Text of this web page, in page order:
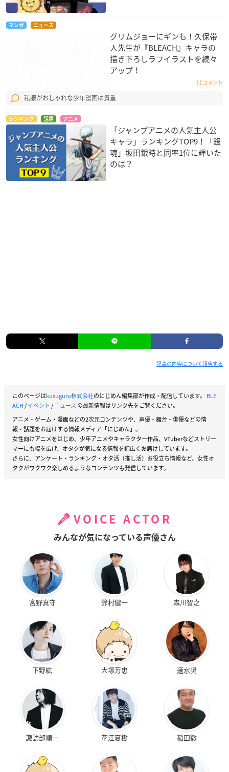
マンガ ニュース
グリムジョーにギンも！久保帯
人先生が『BLEACH』キャラの
描き下ろしラフイラストを続々
アップ！
11コメント
私服がおしゃれな少年漫画は貴重
ランキング 話題 アニメ
「ジャンプアニメの人気主人公
キャラ」ランキングTOP9！「銀
魂」坂田銀時と同率1位に輝いた
のは？
記事の内容について報告する
このページはkusuguru株式会社のにじめん編集部が作成・配信しています。 BLE
ACH/イベント /ニュース の最新情報はリンク先をご覧ください。
アニメ・ゲーム・漫画などの2次元コンテンツや、声優・舞台・俳優などの情
報・話題をお届けする情報メディア「にじめん」。
女性向けアニメをはじめ、少年アニメやキャラクター作品、VTuberなどストリー
マーにも幅を広げ、オタクが気になる情報を幅広くお届けしています。
さらに、アンケート・ランキング・オタ活（推し活）お役立ち情報など、女性オ
タクがワクワク楽しめるようなコンテンツも発信しています。
VOICE ACTOR
みんなが気になっている声優さん
宮野真守 鈴村健一 森川智之
下野紘 大塚芳忠 速水奨
諏訪部順一 花江夏樹 稲田徹